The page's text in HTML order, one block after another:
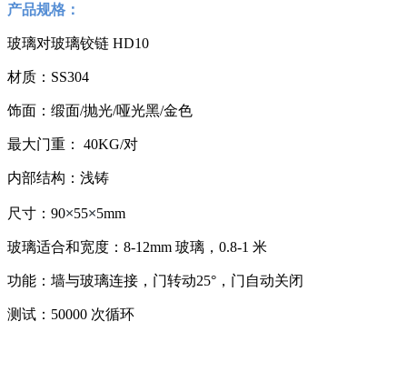
产品规格：
玻璃对玻璃铰链 HD10
材质：SS304
饰面：缎面/抛光/哑光黑/金色
最大门重： 40KG/对
内部结构：浅铸
尺寸：90×55×5mm
玻璃适合和宽度：8-12mm 玻璃，0.8-1 米
功能：墙与玻璃连接，门转动25°，门自动关闭
测试：50000 次循环